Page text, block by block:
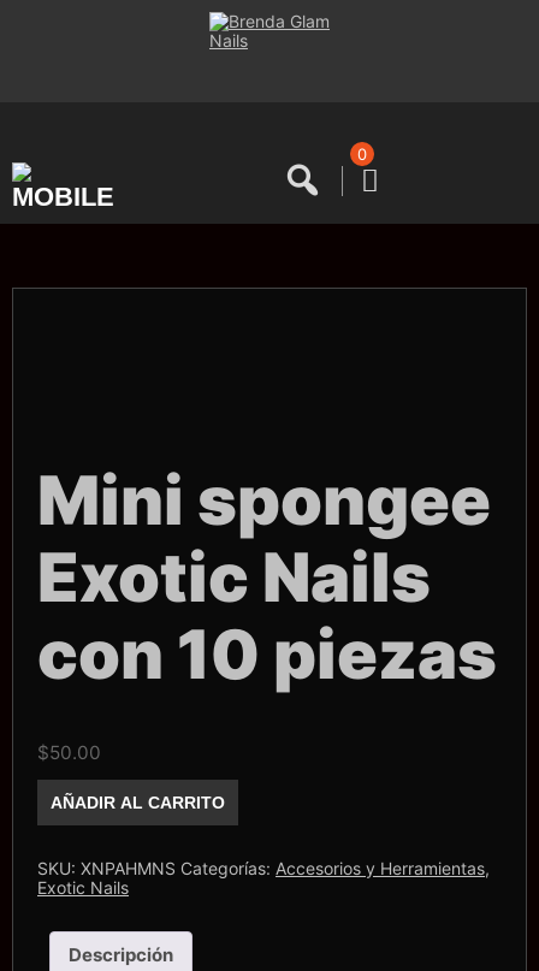
0
Mini spongee
Exotic Nails
con 10 piezas
$50.00
spongee
Exotic
con
10
piezas
AÑADIR AL CARRITO
SKU: XNPAHMNS Categorías: Accesorios y Herramientas,
Exotic Nails
Descripción